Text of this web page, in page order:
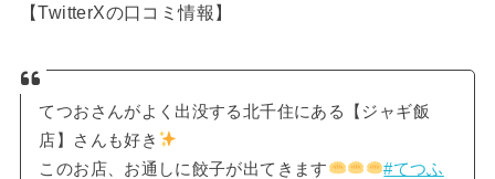
【TwitterXの口コミ情報】
てつおさんがよく出没する北千住にある【ジャギ飯
店】さんも好き
このお店、お通しに餃子が出てきます
#てつふ